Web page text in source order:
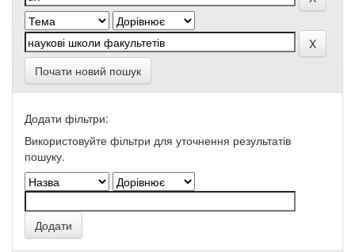
Почати новий пошук
Додати фільтри:
Використовуйте фільтри для уточнення результатів
пошуку.